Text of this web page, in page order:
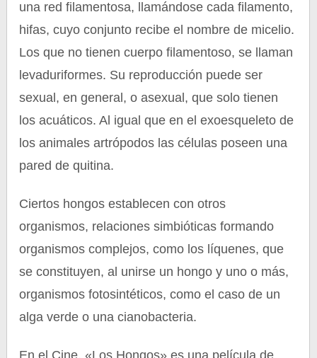
una red filamentosa, llamándose cada filamento,
hifas, cuyo conjunto recibe el nombre de micelio.
Los que no tienen cuerpo filamentoso, se llaman
levaduriformes. Su reproducción puede ser
sexual, en general, o asexual, que solo tienen
los acuáticos. Al igual que en el exoesqueleto de
los animales artrópodos las células poseen una
pared de quitina.
Ciertos hongos establecen con otros
organismos, relaciones simbióticas formando
organismos complejos, como los líquenes, que
se constituyen, al unirse un hongo y uno o más,
organismos fotosintéticos, como el caso de un
alga verde o una cianobacteria.
En el Cine, «Los Hongos» es una película de